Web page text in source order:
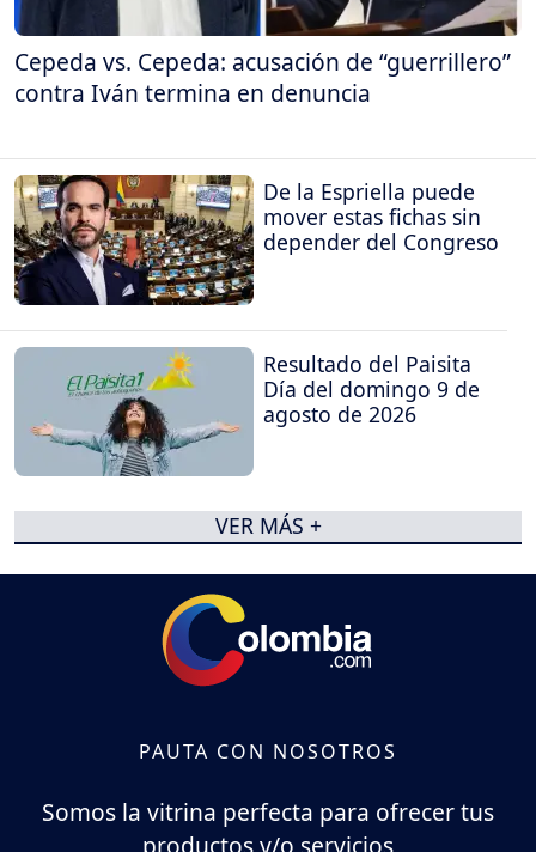
Cepeda vs. Cepeda: acusación de “guerrillero”
contra Iván termina en denuncia
De la Espriella puede
mover estas fichas sin
depender del Congreso
Resultado del Paisita
Día del domingo 9 de
agosto de 2026
VER MÁS +
PAUTA CON NOSOTROS
Somos la vitrina perfecta para ofrecer tus